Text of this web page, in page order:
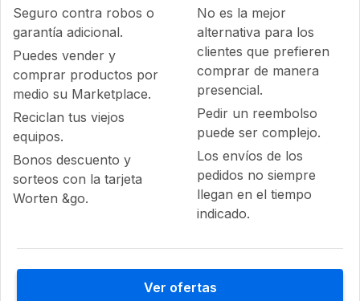
Seguro contra robos o
garantía adicional.
Puedes vender y
comprar productos por
medio su Marketplace.
Reciclan tus viejos
equipos.
Bonos descuento y
sorteos con la tarjeta
Worten &go.
No es la mejor
alternativa para los
clientes que prefieren
comprar de manera
presencial.
Pedir un reembolso
puede ser complejo.
Los envíos de los
pedidos no siempre
llegan en el tiempo
indicado.
Ver ofertas